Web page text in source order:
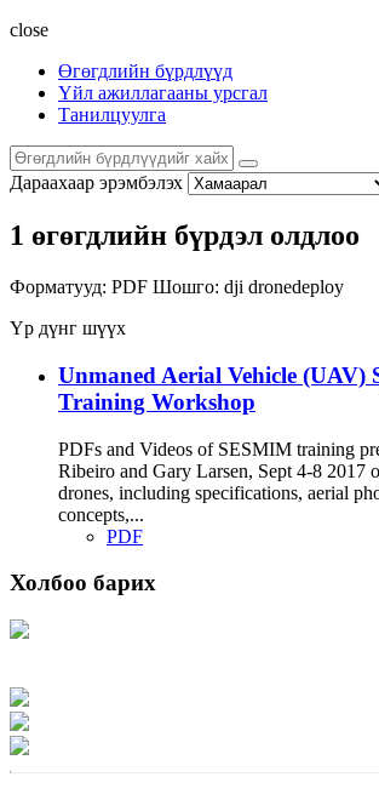
close
Өгөгдлийн бүрдлүүд
Үйл ажиллагааны урсгал
Танилцуулга
Дараахаар эрэмбэлэх
1 өгөгдлийн бүрдэл олдлоо
Форматууд: PDF Шошго: dji dronedeploy
Үр дүнг шүүх
Unmaned Aerial Vehicle (UAV)
Training Workshop
PDFs and Videos of SESMIM training
Ribeiro and Gary Larsen, Sept 4-8 2017
drones, including specifications, aerial
concepts,...
PDF
Холбоо барих